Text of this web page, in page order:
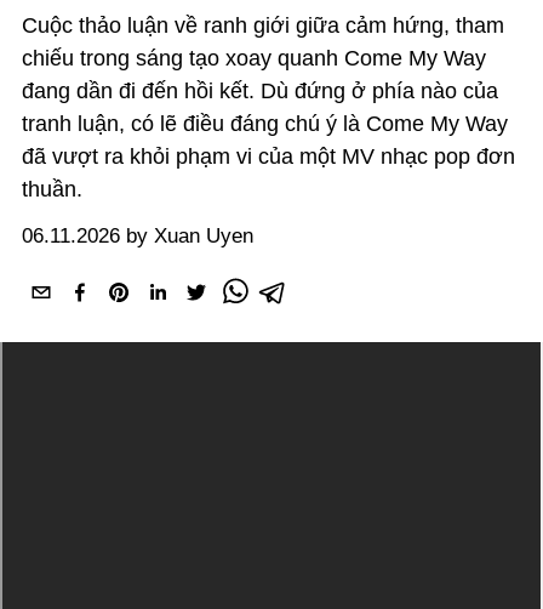
Cuộc thảo luận về ranh giới giữa cảm hứng, tham
chiếu trong sáng tạo xoay quanh Come My Way
đang dần đi đến hồi kết. Dù đứng ở phía nào của
tranh luận, có lẽ điều đáng chú ý là Come My Way
đã vượt ra khỏi phạm vi của một MV nhạc pop đơn
thuần.
06.11.2026 by Xuan Uyen